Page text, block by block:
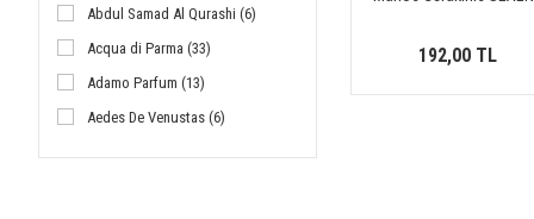
Abdul Samad Al Qurashi (6)
Acqua di Parma (33)
Adamo Parfum (13)
Aedes De Venustas (6)
192,00 TL